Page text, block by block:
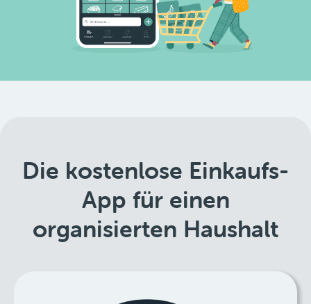
Die kostenlose Einkaufs-
App für einen
organisierten Haushalt